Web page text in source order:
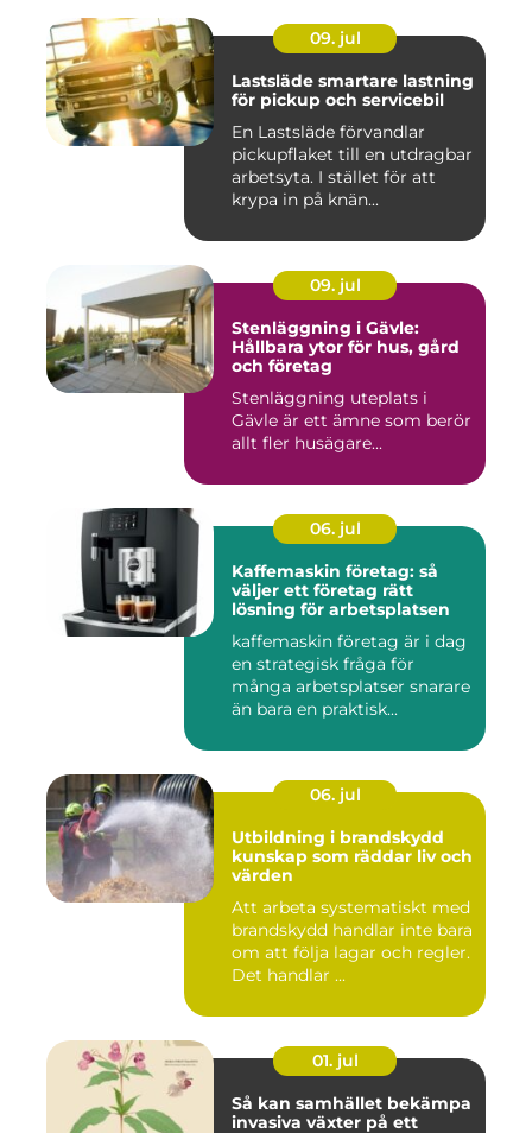
09. jul
Lastsläde smartare lastning
för pickup och servicebil
En Lastsläde förvandlar
pickupflaket till en utdragbar
arbetsyta. I stället för att
krypa in på knän...
09. jul
Stenläggning i Gävle:
Hållbara ytor för hus, gård
och företag
Stenläggning uteplats i
Gävle är ett ämne som berör
allt fler husägare...
06. jul
Kaffemaskin företag: så
väljer ett företag rätt
lösning för arbetsplatsen
kaffemaskin företag är i dag
en strategisk fråga för
många arbetsplatser snarare
än bara en praktisk...
06. jul
Utbildning i brandskydd
kunskap som räddar liv och
värden
Att arbeta systematiskt med
brandskydd handlar inte bara
om att följa lagar och regler.
Det handlar ...
01. jul
Så kan samhället bekämpa
invasiva växter på ett